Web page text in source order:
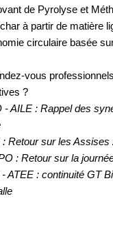
de Pyrolyse et
à partir de matière
circulaire basée
vous
?
AILE : Rappel des
Retour sur les Assises
: Retour sur la
ATEE : continuité GT